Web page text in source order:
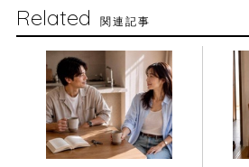
Related 関連記事